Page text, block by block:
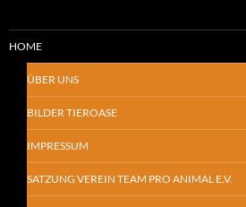
HOME
ÜBER UNS
BILDER TIEROASE
IMPRESSUM
SATZUNG VEREIN TEAM PRO ANIMAL E.V.